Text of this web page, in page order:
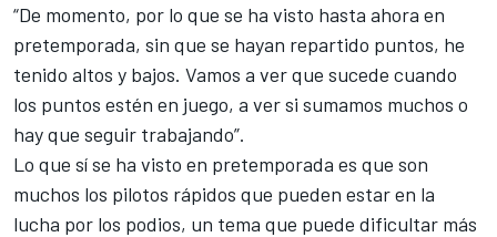
“De momento, por lo que se ha visto hasta ahora en
pretemporada, sin que se hayan repartido puntos, he
tenido altos y bajos. Vamos a ver que sucede cuando
los puntos estén en juego, a ver si sumamos muchos o
hay que seguir trabajando”.
Lo que sí se ha visto en pretemporada es que son
muchos los pilotos rápidos que pueden estar en la
lucha por los podios, un tema que puede dificultar más